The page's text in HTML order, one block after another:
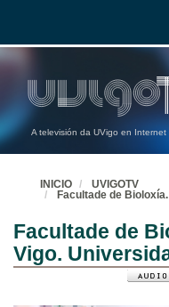
A televisión da UVigo en Internet
INICIO
UVIGOTV
Facultade de
Facultade de
Vigo.